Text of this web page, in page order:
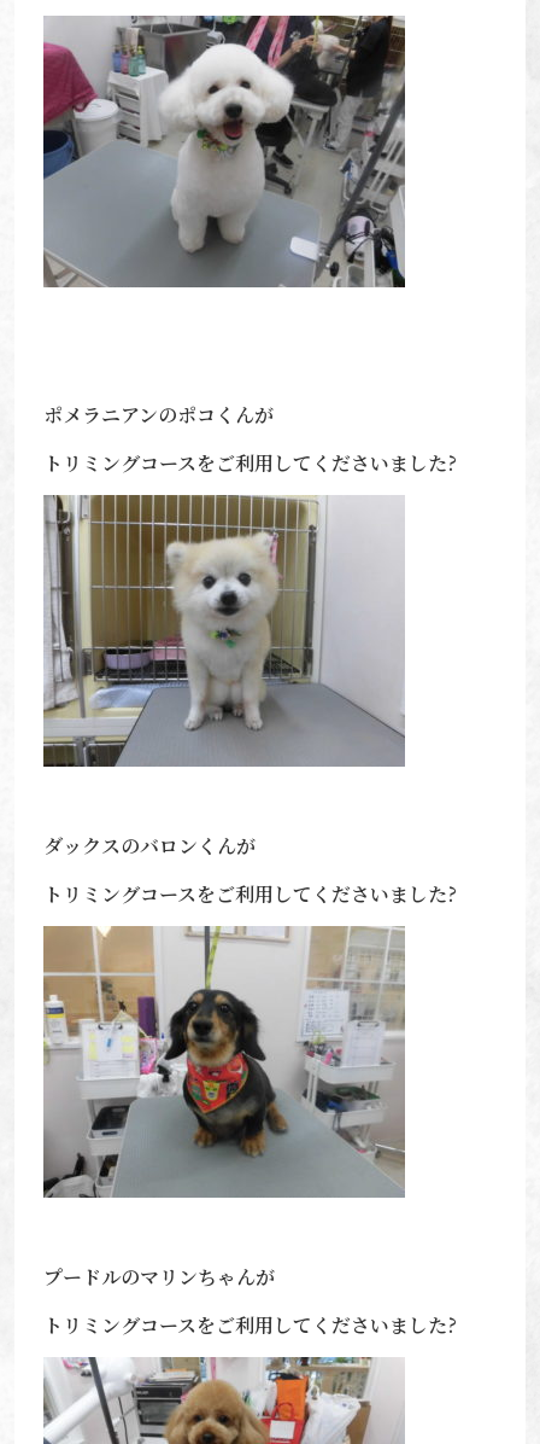
ポメラニアンのポコくんが
トリミングコースをご利用してくださいました?
ダックスのバロンくんが
トリミングコースをご利用してくださいました?
プードルのマリンちゃんが
トリミングコースをご利用してくださいました?